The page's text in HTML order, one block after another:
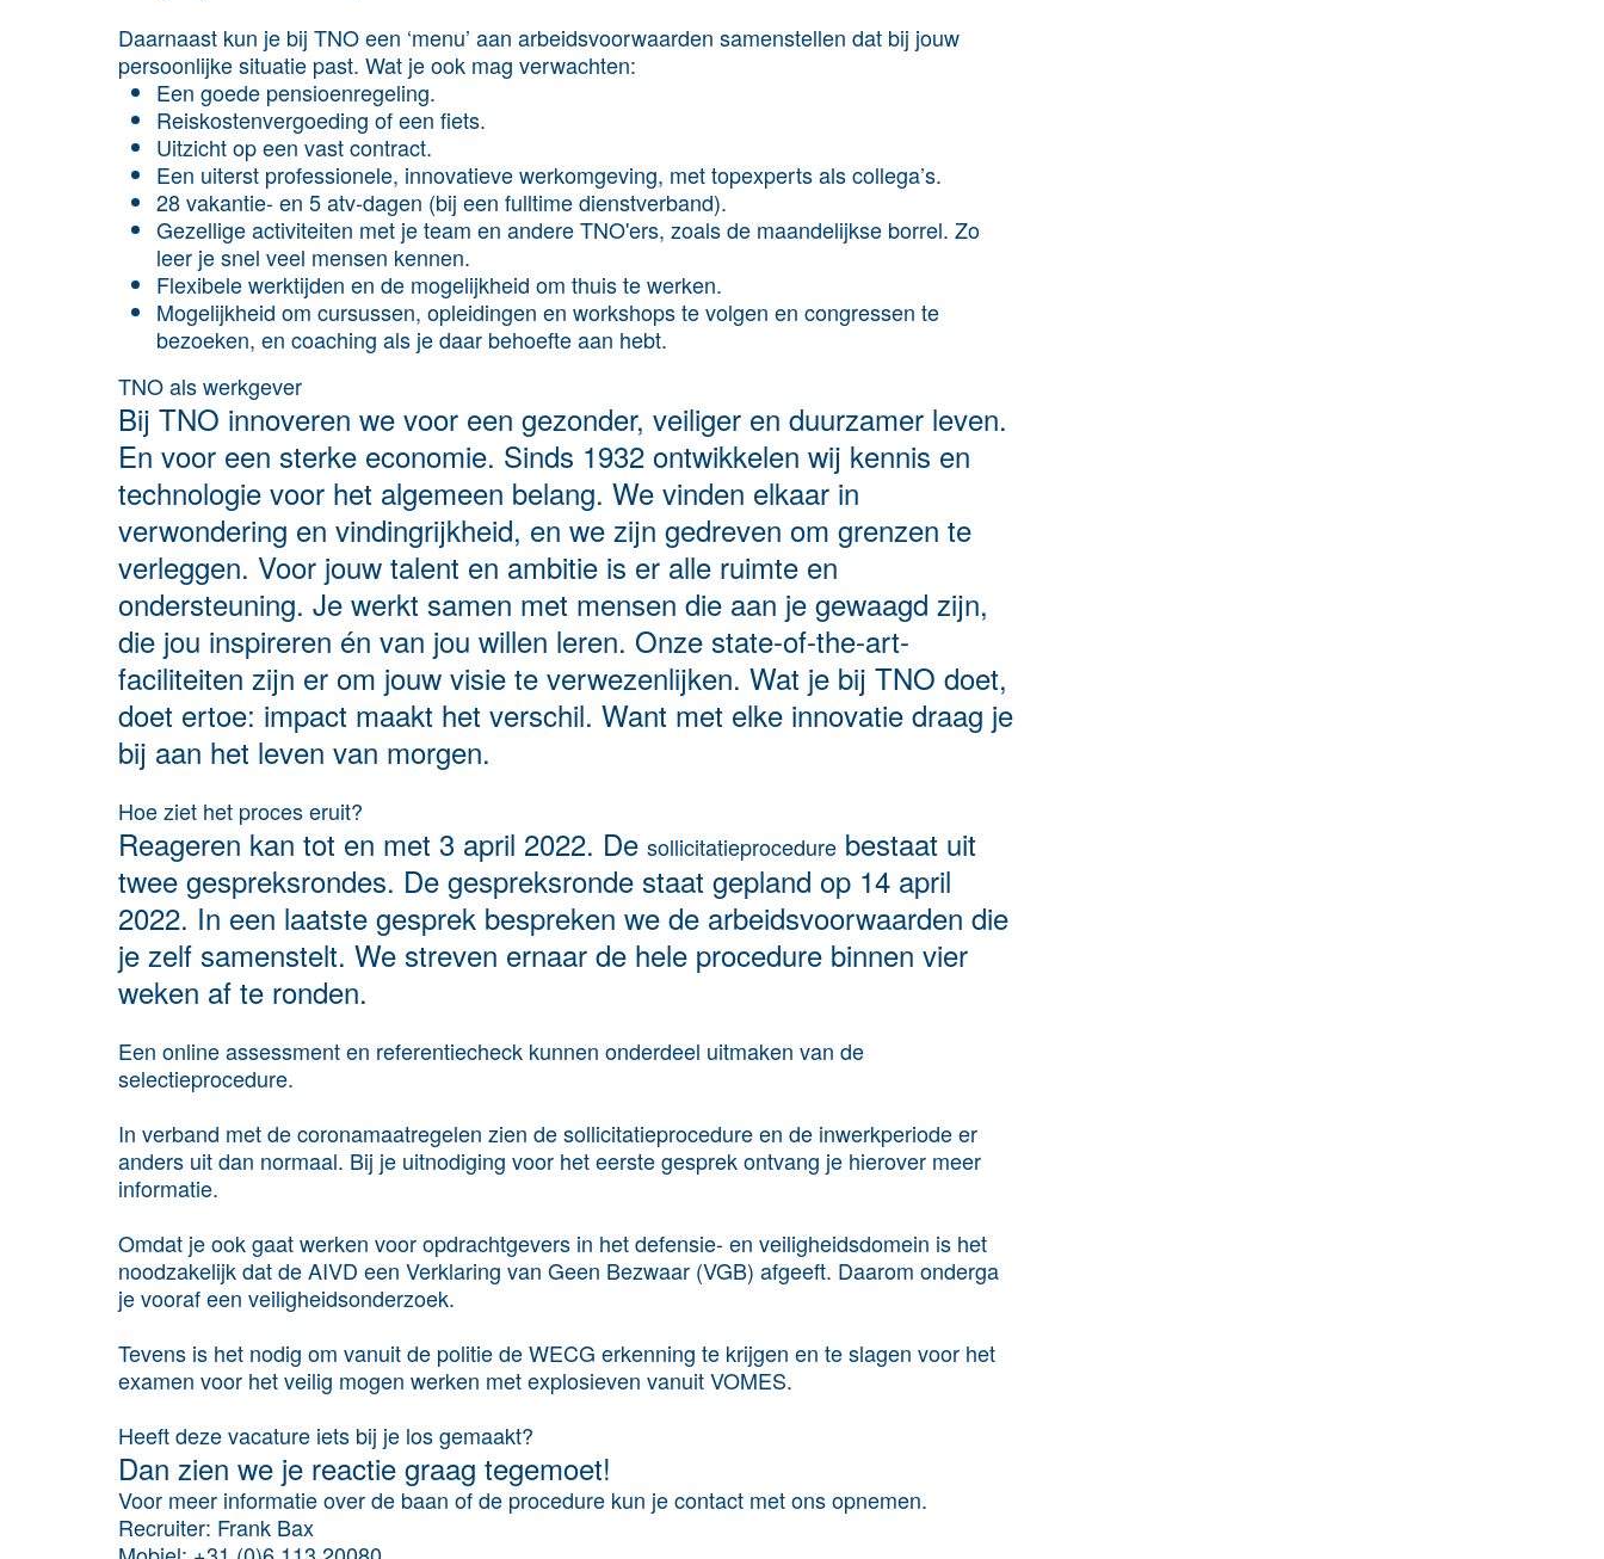
Daarnaast kun je bij TNO een ‘menu’ aan arbeidsvoorwaarden samenstellen dat bij jouw
persoonlijke situatie past. Wat je ook mag verwachten:
Een goede pensioenregeling.
Reiskostenvergoeding of een fiets.
Uitzicht op een vast contract.
Een uiterst professionele, innovatieve werkomgeving, met topexperts als collega’s.
28 vakantie- en 5 atv-dagen (bij een fulltime dienstverband).
Gezellige activiteiten met je team en andere TNO'ers, zoals de maandelijkse borrel. Zo
leer je snel veel mensen kennen.
Flexibele werktijden en de mogelijkheid om thuis te werken.
Mogelijkheid om cursussen, opleidingen en workshops te volgen en congressen te
bezoeken, en coaching als je daar behoefte aan hebt.
TNO als werkgever
Bij TNO innoveren we voor een gezonder, veiliger en duurzamer leven.
En voor een sterke economie. Sinds 1932 ontwikkelen wij kennis en
technologie voor het algemeen belang. We vinden elkaar in
verwondering en vindingrijkheid, en we zijn gedreven om grenzen te
verleggen. Voor jouw talent en ambitie is er alle ruimte en
ondersteuning. Je werkt samen met mensen die aan je gewaagd zijn,
die jou inspireren én van jou willen leren. Onze state-of-the-art-
faciliteiten zijn er om jouw visie te verwezenlijken. Wat je bij TNO doet,
doet ertoe: impact maakt het verschil. Want met elke innovatie draag je
bij aan het leven van morgen.
Hoe ziet het proces eruit?
Reageren kan tot en met 3 april 2022. De sollicitatieprocedure bestaat uit
twee gespreksrondes. De gespreksronde staat gepland op 14 april
2022. In een laatste gesprek bespreken we de arbeidsvoorwaarden die
je zelf samenstelt. We streven ernaar de hele procedure binnen vier
weken af te ronden.
Een online assessment en referentiecheck kunnen onderdeel uitmaken van de
selectieprocedure.
In verband met de coronamaatregelen zien de sollicitatieprocedure en de inwerkperiode er
anders uit dan normaal. Bij je uitnodiging voor het eerste gesprek ontvang je hierover meer
informatie.
Omdat je ook gaat werken voor opdrachtgevers in het defensie- en veiligheidsdomein is het
noodzakelijk dat de AIVD een Verklaring van Geen Bezwaar (VGB) afgeeft. Daarom onderga
je vooraf een veiligheidsonderzoek.
Tevens is het nodig om vanuit de politie de WECG erkenning te krijgen en te slagen voor het
examen voor het veilig mogen werken met explosieven vanuit VOMES.
Heeft deze vacature iets bij je los gemaakt?
Dan zien we je reactie graag tegemoet!
Voor meer informatie over de baan of de procedure kun je contact met ons opnemen.
Recruiter: Frank Bax